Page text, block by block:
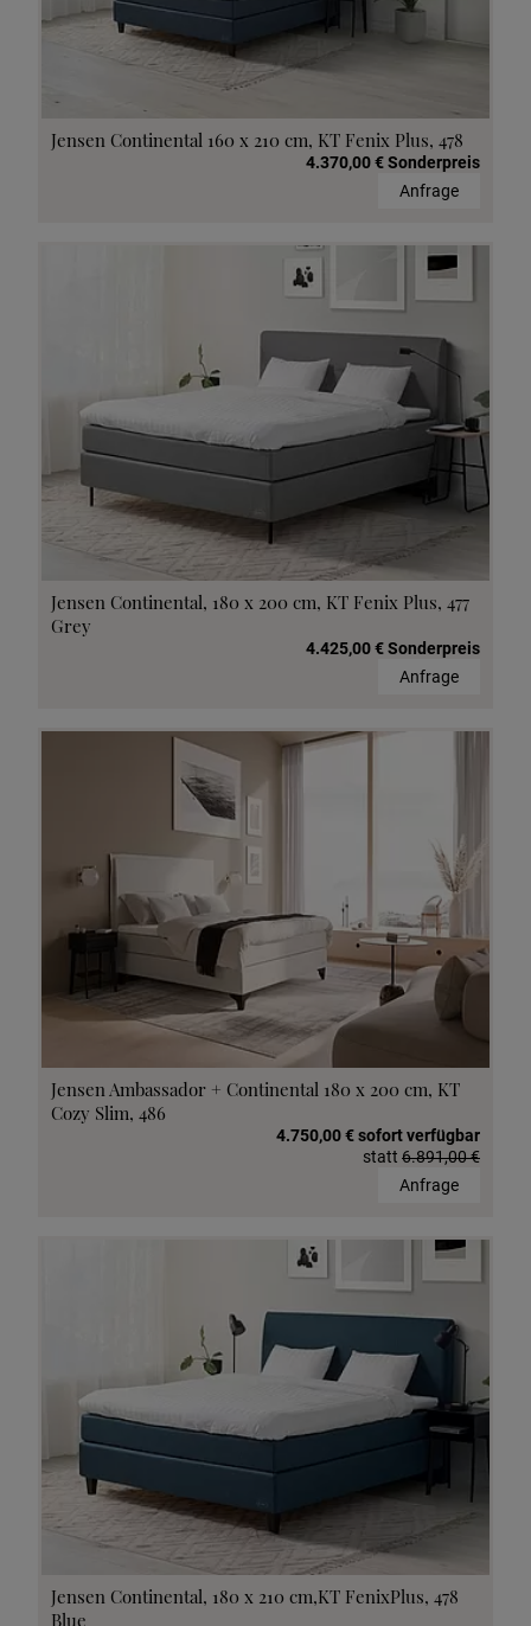
Jensen Continental 160 x 210 cm, KT Fenix Plus, 478
4.370,00 € Sonderpreis
Anfrage
Jensen Continental, 180 x 200 cm, KT Fenix Plus, 477
Grey
4.425,00 € Sonderpreis
Anfrage
Jensen Ambassador + Continental 180 x 200 cm, KT
Cozy Slim, 486
4.750,00 € sofort verfügbar
statt 6.891,00 €
Anfrage
Jensen Continental, 180 x 210 cm,KT FenixPlus, 478
Blue